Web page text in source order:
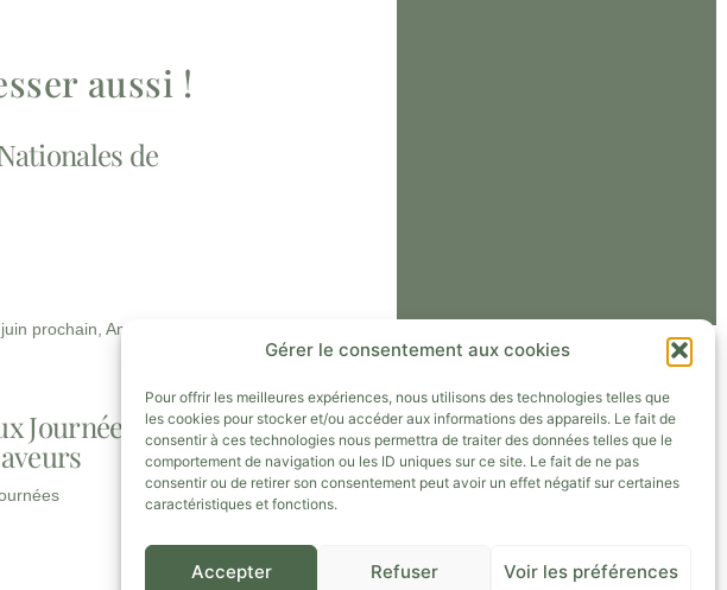
Gérer le consentement aux cookies
Pour offrir les meilleures expériences, nous utilisons des technologies telles que
les cookies pour stocker et/ou accéder aux informations des appareils. Le fait de
consentir à ces technologies nous permettra de traiter des données telles que le
comportement de navigation ou les ID uniques sur ce site. Le fait de ne pas
consentir ou de retirer son consentement peut avoir un effet négatif sur certaines
caractéristiques et fonctions.
Accepter Refuser Voir les préférences
aussi !
de
prochain, Amandine
Journées
APRÈS